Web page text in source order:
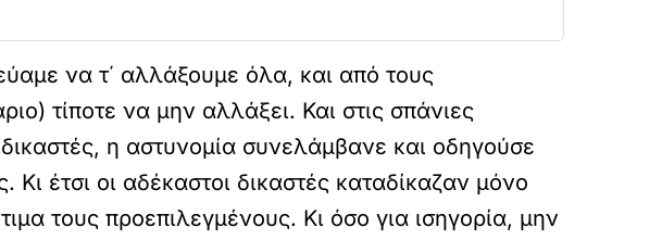
να τ΄ αλλάξουμε όλα, και από τους
τίποτε να μην αλλάξει. Και στις σπάνιες
η αστυνομία συνελάμβανε και οδηγούσε
έτσι οι αδέκαστοι δικαστές καταδίκαζαν μόνο
τους προεπιλεγμένους. Κι όσο για ισηγορία, μην